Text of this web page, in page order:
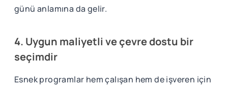
günü anlamına da gelir.
4. Uygun maliyetli ve çevre dostu bir
seçimdir
Esnek programlar hem çalışan hem de işveren için